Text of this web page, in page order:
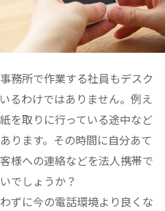
務所で作業する社員もデスク
るわけではありません。例え
を取りに行っている途中など
ります。その時間に自分あて
様への連絡などを法人携帯で
でしょうか？
ずに今の電話環境より良くな